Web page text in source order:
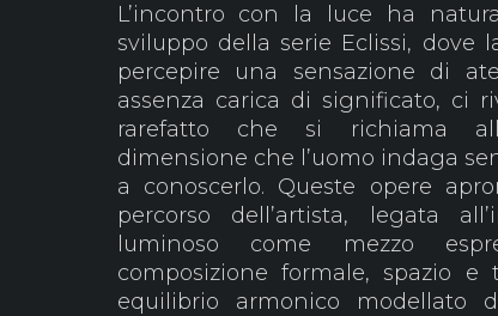
L’incontro con la luce ha
sviluppo della serie Eclissi, dove
percepire una sensazione di
assenza carica di significato, ci
rarefatto che si richiama
dimensione che l’uomo indaga
a conoscerlo. Queste opere
percorso dell’artista, legata
luminoso come mezzo
composizione formale, spazio
equilibrio armonico modellato